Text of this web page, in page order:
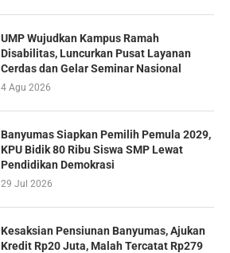
UMP Wujudkan Kampus Ramah
Disabilitas, Luncurkan Pusat Layanan
Cerdas dan Gelar Seminar Nasional
4 Agu 2026
Banyumas Siapkan Pemilih Pemula 2029,
KPU Bidik 80 Ribu Siswa SMP Lewat
Pendidikan Demokrasi
29 Jul 2026
Kesaksian Pensiunan Banyumas, Ajukan
Kredit Rp20 Juta, Malah Tercatat Rp279